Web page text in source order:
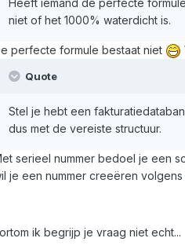
Heeft iemand de perfecte
niet of het 1000% waterdicht is.
perfecte formule bestaat niet
Quote
Stel je hebt een
dus met de vereiste structuur.
serieel nummer bedoel je een
je een nummer creeëren
ik begrijp je vraag niet echt...